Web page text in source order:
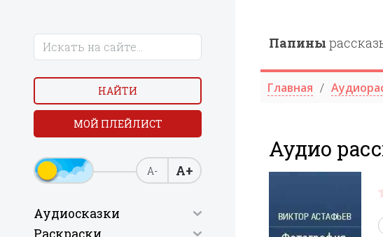
НАЙТИ
МОЙ ПЛЕЙЛИСТ
А- А+
Аудиосказки
Папины
Главная
Аудио